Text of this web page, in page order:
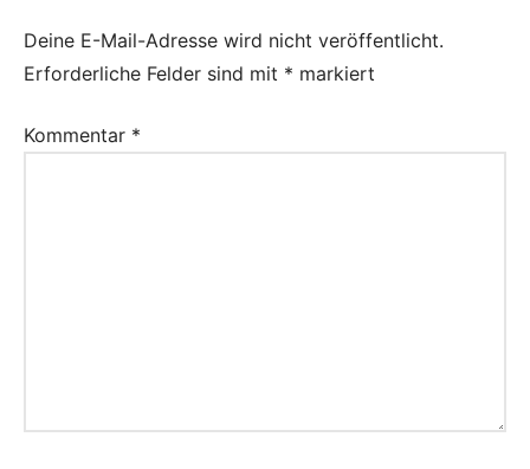
Deine E-Mail-Adresse wird nicht veröffentlicht.
Erforderliche Felder sind mit * markiert
Kommentar *